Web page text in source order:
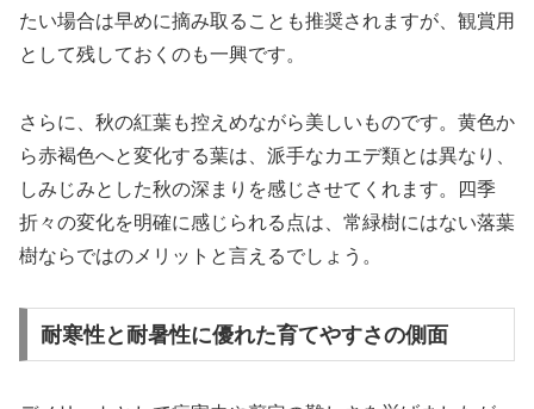
たい場合は早めに摘み取ることも推奨されますが、観賞用
として残しておくのも一興です。
さらに、秋の紅葉も控えめながら美しいものです。黄色か
ら赤褐色へと変化する葉は、派手なカエデ類とは異なり、
しみじみとした秋の深まりを感じさせてくれます。四季
折々の変化を明確に感じられる点は、常緑樹にはない落葉
樹ならではのメリットと言えるでしょう。
耐寒性と耐暑性に優れた育てやすさの側面